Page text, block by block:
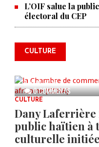
L’OIF salue la
électoral du CEP
CULTURE
0 COMMENTS
La Chambre
l'industrie
commémorer
anniversaire
AUG 05, 2026
CULTURE
Dany Laferrière
public haïtien à
culturelle initiée